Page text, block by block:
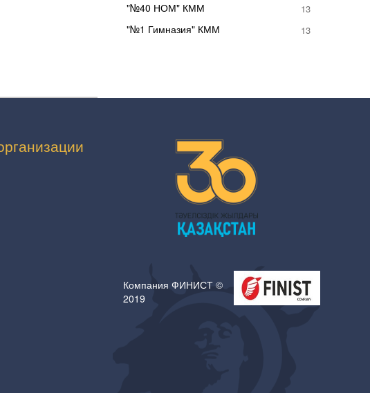
"№40 НОМ" КММ 13
"№1 Гимназия" КММ 13
Компания ФИНИСТ ©
2019